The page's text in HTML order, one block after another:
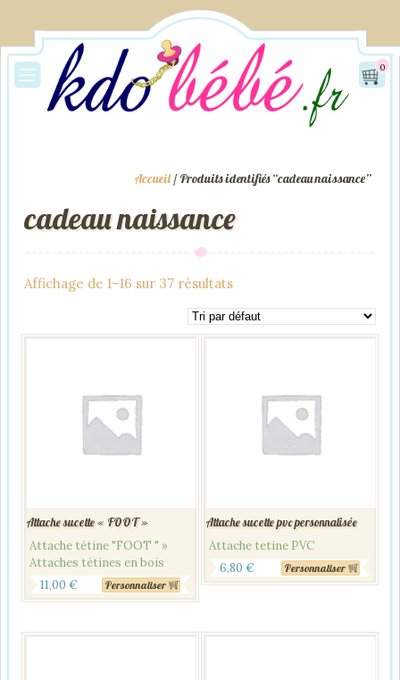
0
Accueil/ Produits identifiés “cadeau naissance”
cadeau naissance
Affichage de 1–16 sur 37 résultats
Attache sucette « FOOT »
Attache tétine "FOOT " »
Attaches tétines en bois
11,00 € Personnaliser
Attache sucette pvc personnalisée
Attache tetine PVC
6,80 € Personnaliser